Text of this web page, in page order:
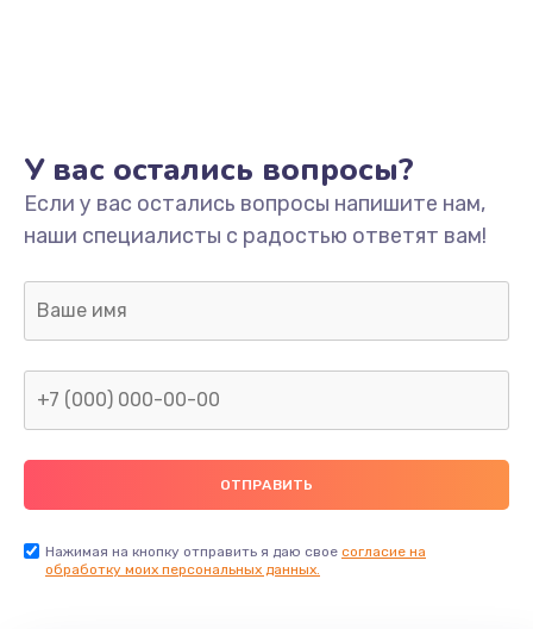
Переполнен абсорбер
300 руб.
Заказать
Не видит бумагу
550 руб.
Заказать
У вас остались вопросы?
Если у вас остались вопросы напишите нам,
наши специалисты с радостью ответят вам!
Нажимая на кнопку отправить я даю свое согласие на
обработку моих персональных данных.